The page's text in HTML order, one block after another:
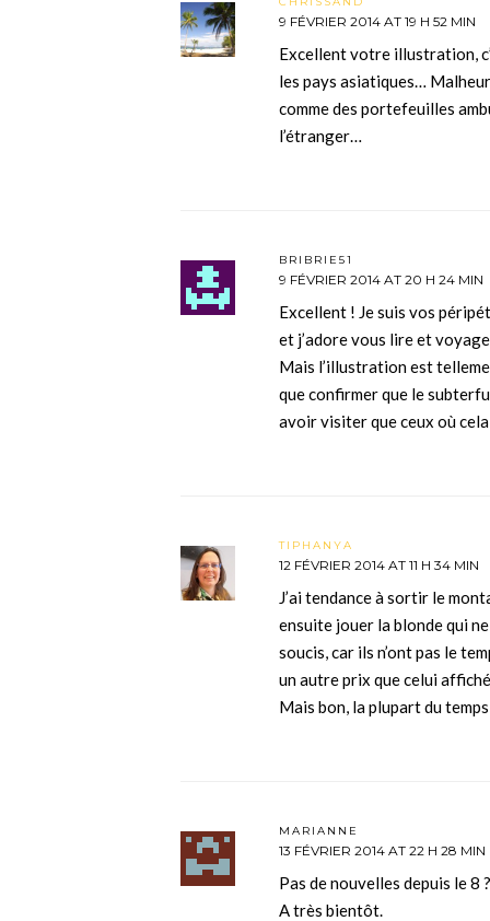
9 FÉVRIER 2014 AT 19 H 52 MIN
Excellent votre illustration,
les pays asiatiques…
comme des portefeuilles
l’étranger…
BRIBRIE51
9 FÉVRIER 2014 AT 20 H 24 MIN
Excellent ! Je suis vos
et j’adore vous lire et
Mais l’illustration est
que confirmer que le
avoir visiter que ceux où
TIPHANYA
12 FÉVRIER 2014 AT 11 H 34 MIN
J’ai tendance à sortir le
ensuite jouer la blonde qui
soucis, car ils n’ont pas le
un autre prix que celui
Mais bon, la plupart du
MARIANNE
13 FÉVRIER 2014 AT 22 H 28 MIN
Pas de nouvelles depuis le 8
A très bientôt.